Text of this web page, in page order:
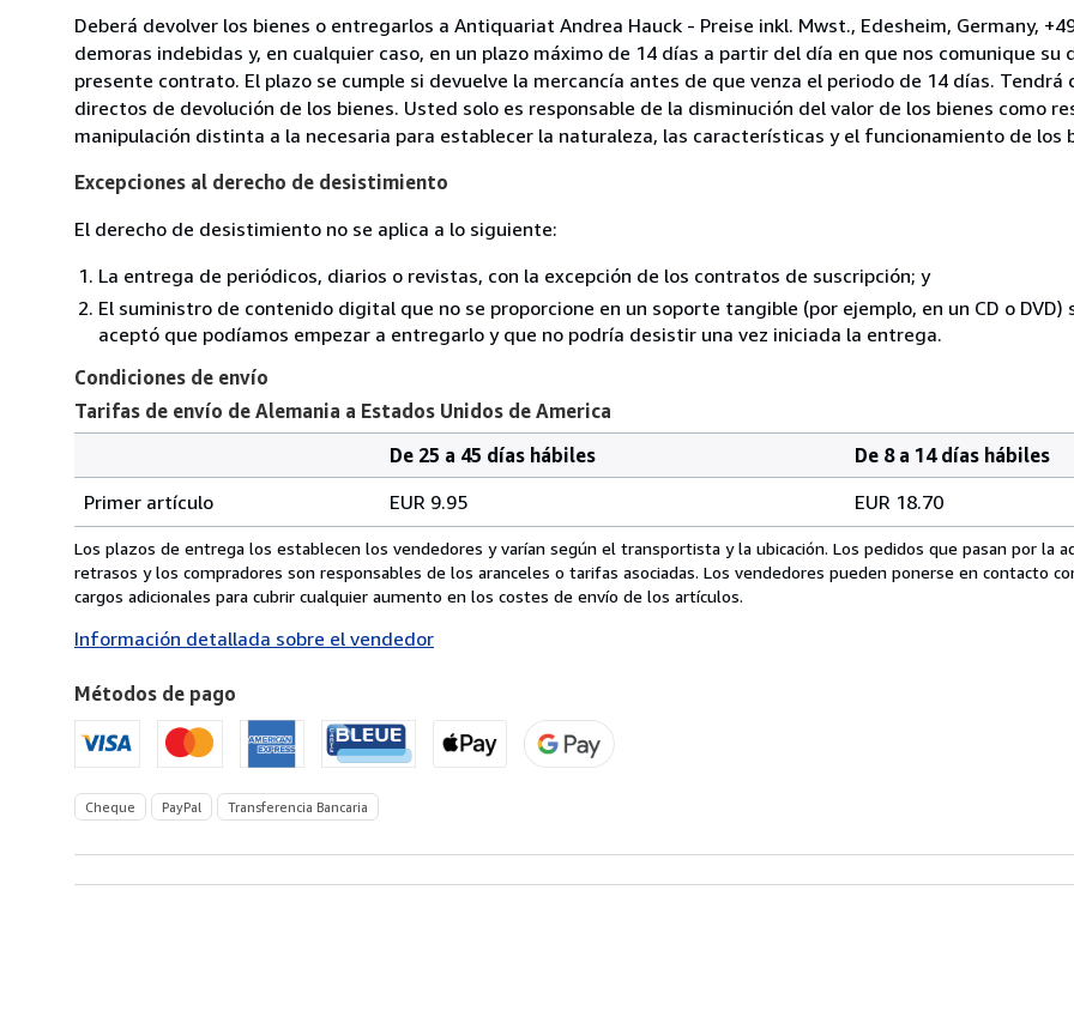
Deberá devolver los bienes o entregarlos a Antiquariat Andrea Hauck - Preise inkl. Mwst., Edesheim, Germany,
demoras indebidas y, en cualquier caso, en un plazo máximo de 14 días a partir del día en que nos comunique
presente contrato. El plazo se cumple si devuelve la mercancía antes de que venza el periodo de 14 días. Tendrá
directos de devolución de los bienes. Usted solo es responsable de la disminución del valor de los bienes como
manipulación distinta a la necesaria para establecer la naturaleza, las características y el funcionamiento de los
Excepciones al derecho de desistimiento
El derecho de desistimiento no se aplica a lo siguiente:
La entrega de periódicos, diarios o revistas, con la excepción de los contratos de suscripción; y
El suministro de contenido digital que no se proporcione en un soporte tangible (por ejemplo, en un CD o DVD)
aceptó que podíamos empezar a entregarlo y que no podría desistir una vez iniciada la entrega.
Condiciones de envío
Tarifas de envío de Alemania a Estados Unidos de America
de
envío
de
Alemania
Estados
de
America
pedido
De 25 a 45 días hábiles
De 8 a 14 días hábiles
Primer artículo
EUR 9.95 EUR 18.70
Los plazos de entrega los establecen los vendedores y varían según el transportista y la ubicación. Los pedidos que pasan por la
retrasos y los compradores son responsables de los aranceles o tarifas asociadas. Los vendedores pueden ponerse en contacto
cargos adicionales para cubrir cualquier aumento en los costes de envío de los artículos.
Información detallada sobre el vendedor
Métodos de pago
Cheque PayPal Transferencia Bancaria